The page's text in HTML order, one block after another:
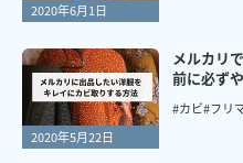
2020年6月1日
2020年5月22日
メルカリ
前に必ず
#カビ#フリ